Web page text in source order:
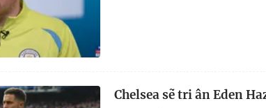
Chelsea sẽ tri ân Eden